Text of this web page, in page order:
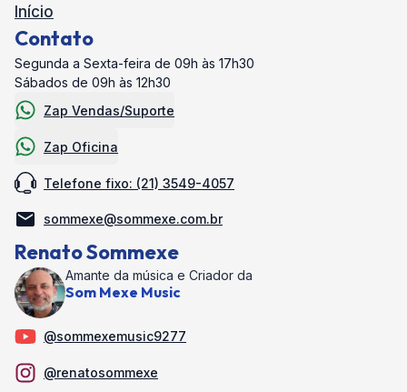
Início
Contato
Segunda a Sexta-feira de 09h às 17h30
Sábados de 09h às 12h30
Zap Vendas/Suporte
Zap Oficina
Telefone fixo: (21) 3549-4057
sommexe@sommexe.com.br
Renato Sommexe
Amante da música e Criador da
Som Mexe Music
@sommexemusic9277
@renatosommexe